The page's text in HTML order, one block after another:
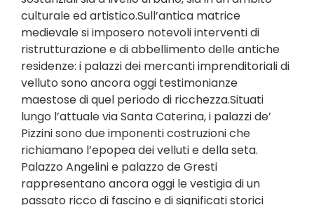
culturale ed artistico.Sull’antica matrice
medievale si imposero notevoli interventi di
ristrutturazione e di abbellimento delle antiche
residenze: i palazzi dei mercanti imprenditoriali di
velluto sono ancora oggi testimonianze
maestose di quel periodo di ricchezza.Situati
lungo l’attuale via Santa Caterina, i palazzi de’
Pizzini sono due imponenti costruzioni che
richiamano l’epopea dei velluti e della seta.
Palazzo Angelini e palazzo de Gresti
rappresentano ancora oggi le vestigia di un
passato ricco di fascino e di significati storici